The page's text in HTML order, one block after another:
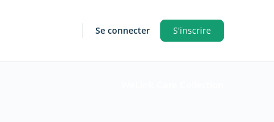
Se connecter S'inscrire